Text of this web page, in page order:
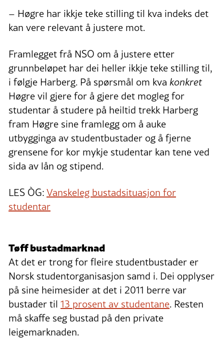
– Høgre har ikkje teke stilling til kva indeks det
kan vere relevant å justere mot.
Framlegget frå NSO om å justere etter
grunnbeløpet har dei heller ikkje teke stilling til,
i følgje Harberg. På spørsmål om kva konkret
Høgre vil gjere for å gjere det mogleg for
studentar å studere på heiltid trekk Harberg
fram Høgre sine framlegg om å auke
utbygginga av studentbustader og å fjerne
grensene for kor mykje studentar kan tene ved
sida av lån og stipend.
LES ÒG:Vanskeleg bustadsituasjon for
studentar
Tøff bustadmarknad
At det er trong for fleire studentbustader er
Norsk studentorganisasjon samd i. Dei opplyser
på sine heimesider at det i 2011 berre var
bustader til 13 prosent av studentane. Resten
må skaffe seg bustad på den private
leigemarknaden.